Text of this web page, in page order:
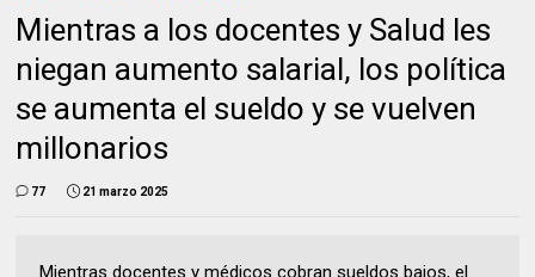
Mientras a los docentes y Salud les
niegan aumento salarial, los política
se aumenta el sueldo y se vuelven
millonarios
77 21 marzo 2025
Mientras docentes y médicos cobran sueldos bajos, el